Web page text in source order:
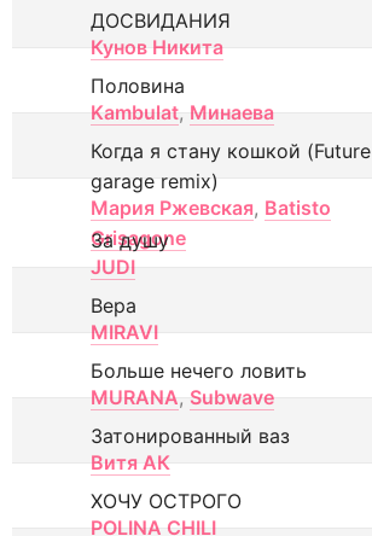
ДОСВИДАНИЯ
Кунов Никита
Половина
Kambulat, Минаева
Когда я стану кошкой (Future
garage remix)
Мария Ржевская, Batisto
Grisagone
За душу
JUDI
Вера
MIRAVI
Больше нечего ловить
MURANA, Subwave
Затонированный ваз
Витя АК
ХОЧУ ОСТРОГО
POLINA CHILI